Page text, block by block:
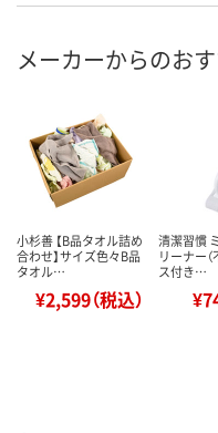
メーカーからのお
小杉善 【B品タオル詰め
合わせ】サイズ色々B品
タオル…
¥2,599（税込）
清潔習慣
リーナー（
ス付き…